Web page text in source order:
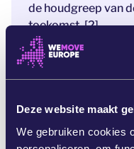
Deze website maakt
We gebruiken cookies
de houdgreep van
toekomst. [2]
Maar mid-
in Genève stuk. [3]
plasticvervuilend